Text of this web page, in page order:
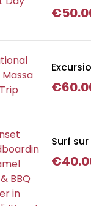
journée
€
journée
€
Surf
€